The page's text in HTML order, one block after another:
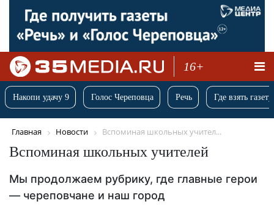
16+
Накопи удачу 9 Голос Череповца Речь Где взять
Главная Новости Вспоминая школьных учител...
Вспоминая школьных учителей
Мы продолжаем рубрику, где главные герои
— череповчане и наш город